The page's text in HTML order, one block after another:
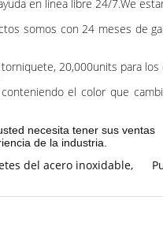
en línea libre 24/7.We
somos con 24 meses de
20,000units para
el color que
necesita tener sus ventas
de la industria.
del acero inoxidable,